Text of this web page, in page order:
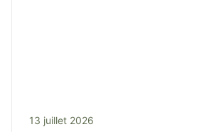
13 juillet 2026